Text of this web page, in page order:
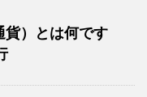
貨）とは何です